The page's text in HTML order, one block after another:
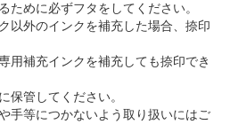
ために必ずフタをしてください。
以外のインクを補充した場合、捺印
用補充インクを補充しても捺印でき
保管してください。
手等につかないよう取り扱いにはご